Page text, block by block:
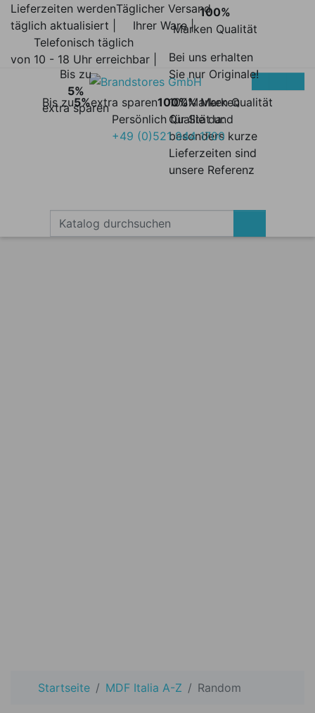
Lieferzeiten werden
täglich aktualisiert |
Täglicher Versand
Ihrer Ware |
Telefonisch täglich
von 10 - 18 Uhr erreichbar |
Bis zu5%extra sparen
Bis zu
5%
extra sparen
100%Marken Qualität
100%
Marken Qualität
Bei uns erhalten
Sie nur Originale!
100% Marken
Qualität und
besonders kurze
Lieferzeiten sind
unsere Referenz
Persönlich für Sie da:
+49 (0)521 944 1700
Startseite MDF Italia A-Z Random